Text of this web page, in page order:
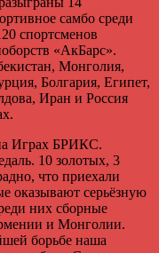
самбо среди
спортсменов
«АкБарс».
Монголия,
Болгария, Египет,
Иран и Россия
Играх БРИКС.
10 золотых, 3
что приехали
оказывают серьёзную
них сборные
и Монголии.
борьбе наша